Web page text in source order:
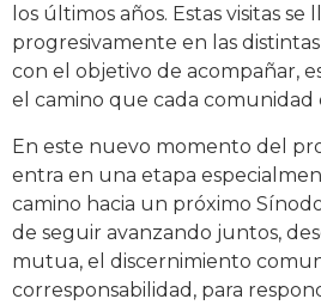
los últimos años. Estas visitas se
progresivamente en las
con el objetivo de acompañar,
el camino que cada comunidad
En este nuevo momento del
entra en una etapa
camino hacia un próximo
de seguir avanzando juntos,
mutua, el discernimiento
corresponsabilidad, para